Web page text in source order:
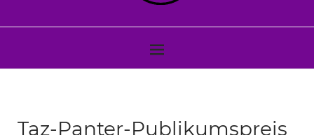
Taz-Panter-Publikumspreis